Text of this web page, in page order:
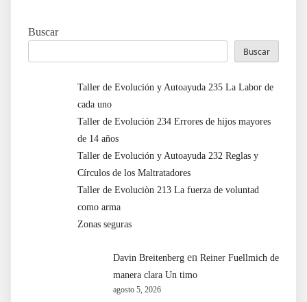
Buscar
Buscar
Taller de Evolución y Autoayuda 235 La Labor de
cada uno
Taller de Evolución 234 Errores de hijos mayores
de 14 años
Taller de Evolución y Autoayuda 232 Reglas y
Círculos de los Maltratadores
Taller de Evoluciòn 213 La fuerza de voluntad
como arma
Zonas seguras
Davin Breitenberg en Reiner Fuellmich de
manera clara Un timo
agosto 5, 2026